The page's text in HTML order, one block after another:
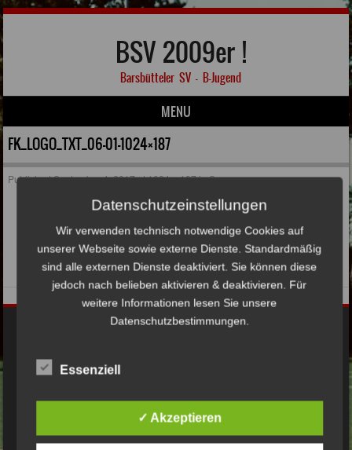
BSV 2009er !
Barsbütteler SV – B-Jugend
MENU
Skip to content
FK_LOGO_TXT_06-01-1024×187
PublishedSeptember 4, 2017at1024 × 187inSponsoren
© Bsv2009er.de 2017 Alle Rechte vorbehalten
Datenschutzeinstellungen
Wir verwenden technisch notwendige Cookies auf
unserer Webseite sowie externe Dienste. Standardmäßig
sind alle externen Dienste deaktiviert. Sie können diese
jedoch nach belieben aktivieren & deaktivieren. Für
weitere Informationen lesen Sie unsere
Datenschutzbestimmungen.
Essenziell
✓ Akzeptieren